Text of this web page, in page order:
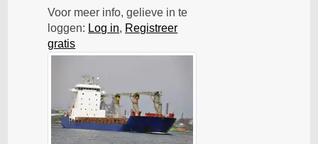
Voor meer info, gelieve in te
loggen: Log in, Registreer
gratis